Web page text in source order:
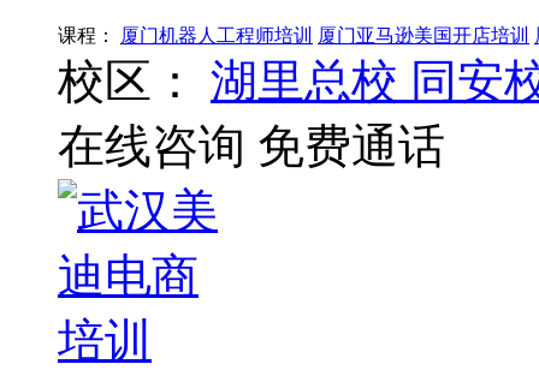
课程： 厦门机器人工程师培训 厦门亚马逊美国开店培训
校区： 湖里总校 同安
在线咨询 免费通话